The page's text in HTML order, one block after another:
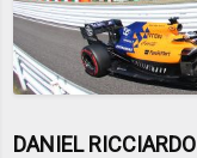
DANIEL RICCIARDO